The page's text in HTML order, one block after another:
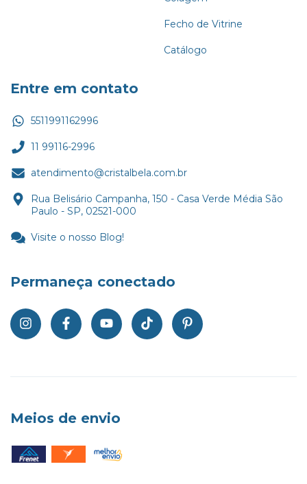
Fecho de Vitrine
Catálogo
Entre em contato
5511991162996
11 99116-2996
atendimento@cristalbela.com.br
Rua Belisário Campanha, 150 - Casa Verde Média São
Paulo - SP, 02521-000
Visite o nosso Blog!
Permaneça conectado
Meios de envio